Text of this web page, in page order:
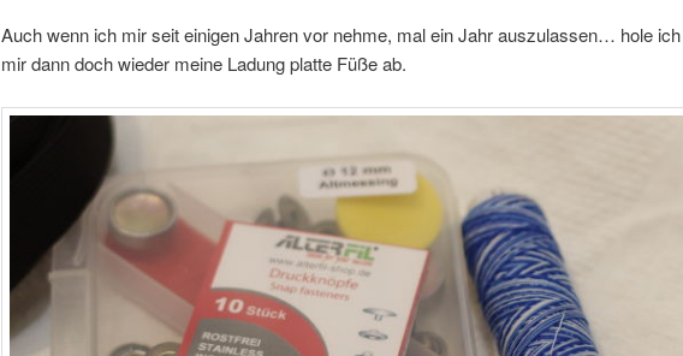
Auch wenn ich mir seit einigen Jahren vor nehme, mal ein Jahr auszulassen… hole ich
mir dann doch wieder meine Ladung platte Füße ab.